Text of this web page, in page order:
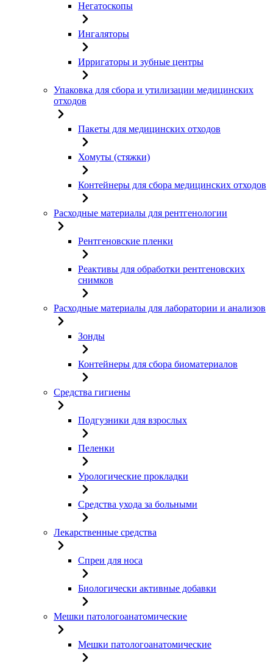
Негатоскопы
Ингаляторы
Ирригаторы и зубные центры
Упаковка для сбора и утилизации медицинских
отходов
Пакеты для медицинских отходов
Хомуты (стяжки)
Контейнеры для сбора медицинских отходов
Расходные материалы для рентгенологии
Рентгеновские пленки
Реактивы для обработки рентгеновских
снимков
Расходные материалы для лаборатории и анализов
Зонды
Контейнеры для сбора биоматериалов
Средства гигиены
Подгузники для взрослых
Пеленки
Урологические прокладки
Средства ухода за больными
Лекарственные средства
Спреи для носа
Биологически активные добавки
Мешки патологоанатомические
Мешки патологоанатомические